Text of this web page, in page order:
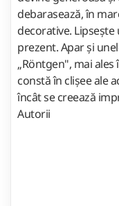
debarasează, în
decorative.
prezent. Apar și
„Röntgen", mai
constă în clișee ale
încât se creează
Autorii